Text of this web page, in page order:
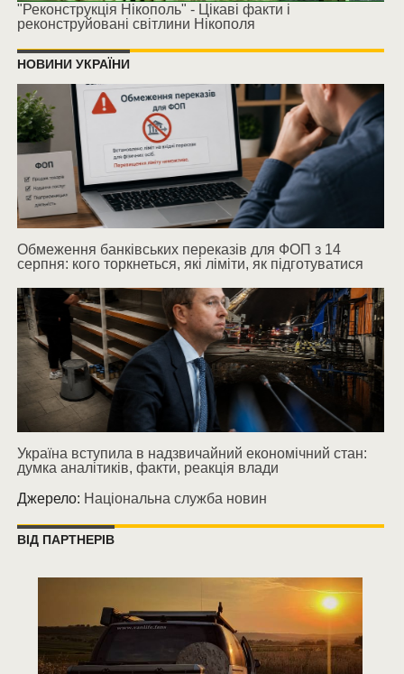
"Реконструкція Нікополь" - Цікаві факти і
реконструйовані світлини Нікополя
НОВИНИ УКРАЇНИ
Обмеження банківських переказів для ФОП з 14
серпня: кого торкнеться, які ліміти, як підготуватися
Україна вступила в надзвичайний економічний стан:
думка аналітиків, факти, реакція влади
Джерело: Національна служба новин
ВІД ПАРТНЕРІВ